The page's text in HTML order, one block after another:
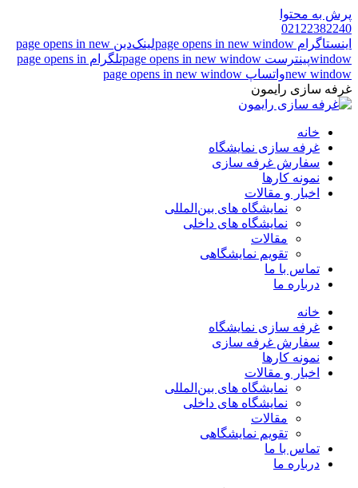
پرش به محتوا
02122382240
اینستاگرام page opens in new window
لینک‌دین page opens in new
windowپینترست page opens in new window
تلگرام page opens in
new windowواتساپ page opens in new window
غرفه سازی رایمون
خانه
غرفه سازی نمایشگاه
سفارش غرفه سازی
نمونه کارها
اخبار و مقالات
نمایشگاه های بین‌المللی
نمایشگاه های داخلی
مقالات
تقویم نمایشگاهی
تماس با ما
درباره ما
خانه
غرفه سازی نمایشگاه
سفارش غرفه سازی
نمونه کارها
اخبار و مقالات
نمایشگاه های بین‌المللی
نمایشگاه های داخلی
مقالات
تقویم نمایشگاهی
تماس با ما
درباره ما